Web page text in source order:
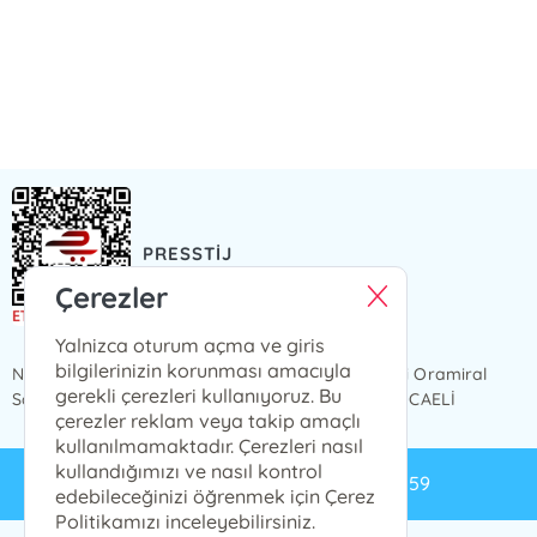
PRESSTİJ
NCİTY AVM 1 KAT, iç kapı no 49 Karabaş Mahallesi Oramiral
Salim Dervişoğlu Caddesi, No 82, 41300 İzmit / KOCAELİ
info@presstij.com.tr 0262 606 06 59
PRESSTİJ © 2024 Tüm Hakları Saklıdır.
Çerezler
Yalnizca oturum açma ve giris
bilgilerinizin korunması amacıyla
gerekli çerezleri kullanıyoruz. Bu
çerezler reklam veya takip amaçlı
kullanılmamaktadır. Çerezleri nasıl
kullandığımızı ve nasıl kontrol
edebileceğinizi öğrenmek için Çerez
Politikamızı inceleyebilirsiniz.